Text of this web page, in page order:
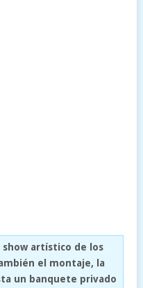
artístico de los
el montaje, la
un banquete privado